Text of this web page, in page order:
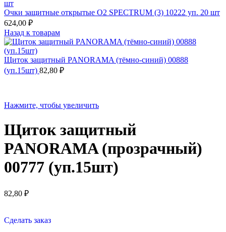
Очки защитные открытые О2 SPECTRUM (3) 10222 уп. 20 шт
624,00 ₽
Назад к товарам
Щиток защитный PANORAMA (тёмно-синий) 00888
(уп.15шт) 82,80 ₽
Нажмите, чтобы увеличить
Щиток защитный
PANORAMA (прозрачный)
00777 (уп.15шт)
82,80 ₽
Сделать заказ